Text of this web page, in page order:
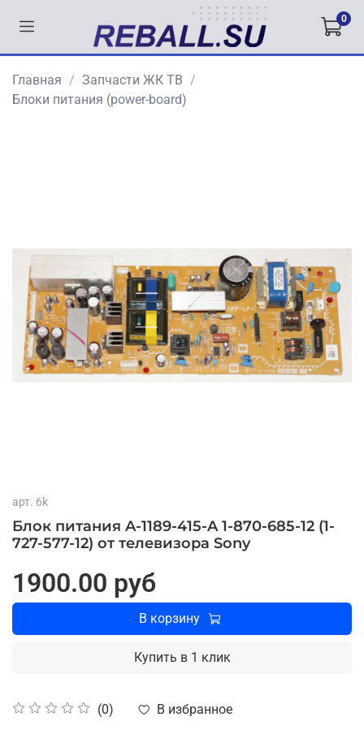
0
Главная
Запчасти ЖК ТВ
Блоки питания (power-board)
арт. 6k
Блок питания A-1189-415-A 1-870-685-12 (1-
727-577-12) от телевизора Sony
(0) В избранное
1900.00 руб
В корзину
Купить в 1 клик